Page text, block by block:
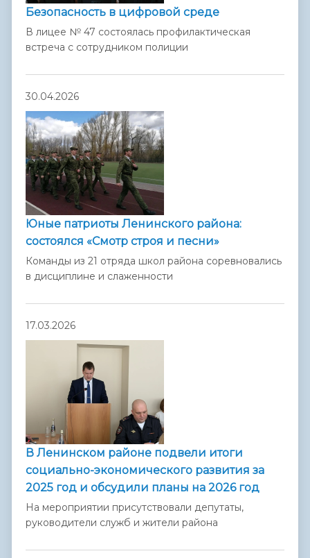
Безопасность в цифровой среде
В лицее № 47 состоялась профилактическая
встреча с сотрудником полиции
30.04.2026
Юные патриоты Ленинского района:
состоялся «Смотр строя и песни»
Команды из 21 отряда школ района соревновались
в дисциплине и слаженности
17.03.2026
В Ленинском районе подвели итоги
социально-экономического развития за
2025 год и обсудили планы на 2026 год
На мероприятии присутствовали депутаты,
руководители служб и жители района